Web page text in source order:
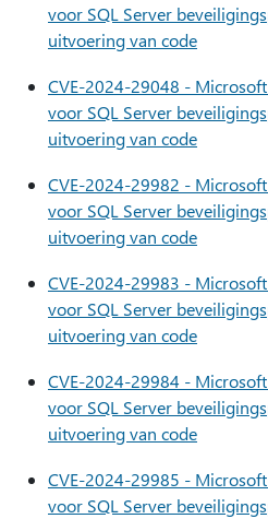
voor SQL Server
uitvoering van code
CVE-2024-29048 -
voor SQL Server
uitvoering van code
CVE-2024-29982 -
voor SQL Server
uitvoering van code
CVE-2024-29983 -
voor SQL Server
uitvoering van code
CVE-2024-29984 -
voor SQL Server
uitvoering van code
CVE-2024-29985 -
voor SQL Server